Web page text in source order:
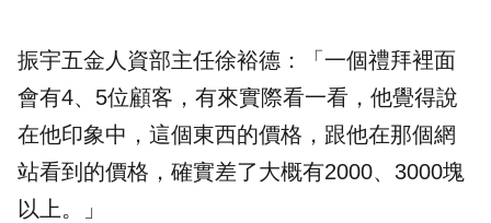
振宇五金人資部主任徐裕德：「一個禮拜裡面
會有4、5位顧客，有來實際看一看，他覺得說
在他印象中，這個東西的價格，跟他在那個網
站看到的價格，確實差了大概有2000、3000塊
以上。」